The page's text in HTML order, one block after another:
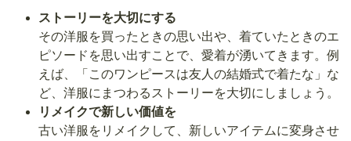
ストーリーを大切にする
その洋服を買ったときの思い出や、着ていたときのエ
ピソードを思い出すことで、愛着が湧いてきます。例
えば、「このワンピースは友人の結婚式で着たな」な
ど、洋服にまつわるストーリーを大切にしましょう。
リメイクで新しい価値を
古い洋服をリメイクして、新しいアイテムに変身させ